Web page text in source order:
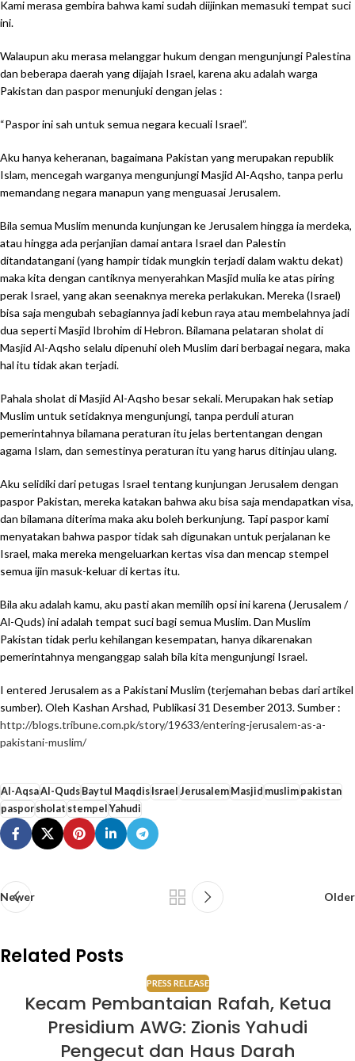
Kami merasa gembira bahwa kami sudah diijinkan memasuki tempat suci
ini.
Walaupun aku merasa melanggar hukum dengan mengunjungi Palestina
dan beberapa daerah yang dijajah Israel, karena aku adalah warga
Pakistan dan paspor menunjuki dengan jelas :
“Paspor ini sah untuk semua negara kecuali Israel”.
Aku hanya keheranan, bagaimana Pakistan yang merupakan republik
Islam, mencegah warganya mengunjungi Masjid Al-Aqsho, tanpa perlu
memandang negara manapun yang menguasai Jerusalem.
Bila semua Muslim menunda kunjungan ke Jerusalem hingga ia merdeka,
atau hingga ada perjanjian damai antara Israel dan Palestin
ditandatangani (yang hampir tidak mungkin terjadi dalam waktu dekat)
maka kita dengan cantiknya menyerahkan Masjid mulia ke atas piring
perak Israel, yang akan seenaknya mereka perlakukan. Mereka (Israel)
bisa saja mengubah sebagiannya jadi kebun raya atau membelahnya jadi
dua seperti Masjid Ibrohim di Hebron. Bilamana pelataran sholat di
Masjid Al-Aqsho selalu dipenuhi oleh Muslim dari berbagai negara, maka
hal itu tidak akan terjadi.
Pahala sholat di Masjid Al-Aqsho besar sekali. Merupakan hak setiap
Muslim untuk setidaknya mengunjungi, tanpa perduli aturan
pemerintahnya bilamana peraturan itu jelas bertentangan dengan
agama Islam, dan semestinya peraturan itu yang harus ditinjau ulang.
Aku selidiki dari petugas Israel tentang kunjungan Jerusalem dengan
paspor Pakistan, mereka katakan bahwa aku bisa saja mendapatkan visa,
dan bilamana diterima maka aku boleh berkunjung. Tapi paspor kami
menyatakan bahwa paspor tidak sah digunakan untuk perjalanan ke
Israel, maka mereka mengeluarkan kertas visa dan mencap stempel
semua ijin masuk-keluar di kertas itu.
Bila aku adalah kamu, aku pasti akan memilih opsi ini karena (Jerusalem /
Al-Quds) ini adalah tempat suci bagi semua Muslim. Dan Muslim
Pakistan tidak perlu kehilangan kesempatan, hanya dikarenakan
pemerintahnya menganggap salah bila kita mengunjungi Israel.
I entered Jerusalem as a Pakistani Muslim (terjemahan bebas dari artikel
sumber). Oleh Kashan Arshad, Publikasi 31 Desember 2013. Sumber :
http://blogs.tribune.com.pk/story/19633/entering-jerusalem-as-a-
pakistani-muslim/
Al-AqsaAl-QudsBaytul MaqdisIsrael JerusalemMasjid muslimpakistan
pasporsholat stempel Yahudi
Newer Older
Related Posts
PRESS RELEASE
Kecam Pembantaian Rafah, Ketua
Presidium AWG: Zionis Yahudi
Pengecut dan Haus Darah